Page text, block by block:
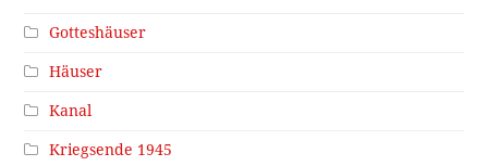
Gotteshäuser
Häuser
Kanal
Kriegsende 1945